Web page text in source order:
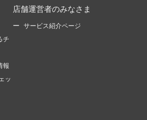
チ
報
ッ
店舗運営者のみなさま
サービス紹介ページ